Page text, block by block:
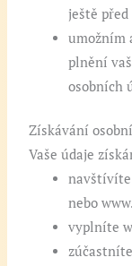
ještě
umožním
plnění
osobních
Získávání
Vaše údaje
navštívíte
nebo
vyplníte